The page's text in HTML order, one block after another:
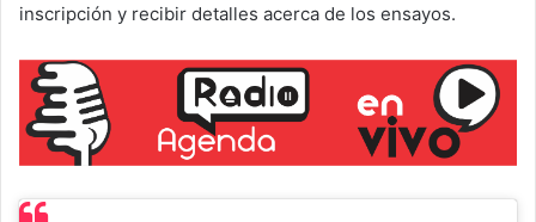
inscripción y recibir detalles acerca de los ensayos.